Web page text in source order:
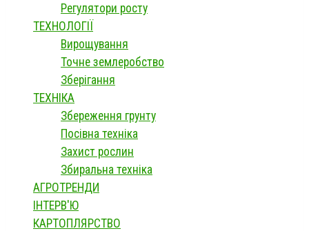
Регулятори росту
ТЕХНОЛОГІЇ
Вирощування
Точне землеробство
Зберігання
ТЕХНІКА
Збереження грунту
Посівна техніка
Захист рослин
Збиральна техніка
АГРОТРЕНДИ
ІНТЕРВ'Ю
КАРТОПЛЯРСТВО